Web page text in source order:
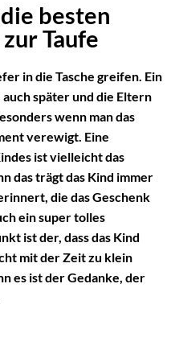
besten
Taufe
in die Tasche greifen. Ein
später und die Eltern
wenn man das
verewigt. Eine
ist vielleicht das
das trägt das Kind immer
die das Geschenk
ein super tolles
ist der, dass das Kind
mit der Zeit zu klein
es ist der Gedanke, der